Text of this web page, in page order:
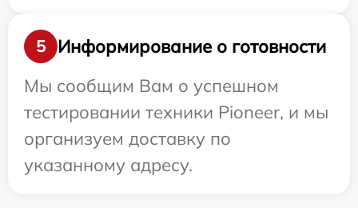
5
Информирование о готовности
Мы сообщим Вам о успешном
тестировании техники Pioneer, и мы
организуем доставку по
указанному адресу.